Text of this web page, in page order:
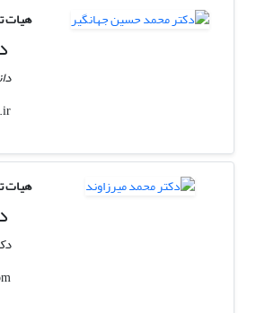
هیات
mh.jahangir
هیات
mmirzavand23